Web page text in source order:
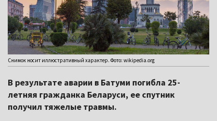
Снимок носит иллюстративный характер. Фото: wikipedia.org
В результате аварии в Батуми погибла 25-
летняя гражданка Беларуси, ее спутник
получил тяжелые травмы.